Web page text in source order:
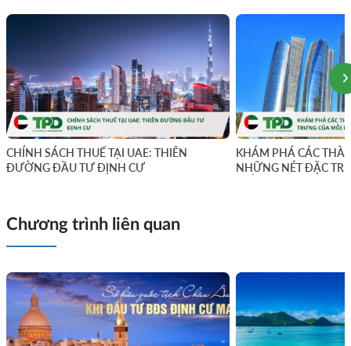
CHÍNH SÁCH THUẾ TẠI UAE: THIÊN
ĐƯỜNG ĐẦU TƯ ĐỊNH CƯ
KHÁM PHÁ CÁC
NHỮNG NÉT ĐẶC
Chương trình liên quan